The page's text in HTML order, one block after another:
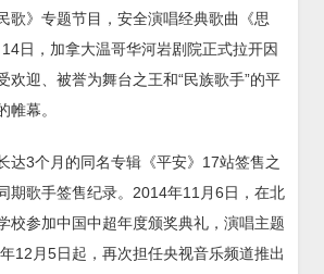
歌》专题节目，安全演唱经典歌曲《思
日，加拿大温哥华河岩剧院正式拉开因
欢迎、被誉为舞台之王和“民族歌手”的平
帷幕。
达3个月的同名专辑《平安》17站签售之
期歌手签售纪录。2014年11月6日，在北
校参加中国中超年度颁奖典礼，演唱主题
12月5日起，再次担任央视音乐频道推出